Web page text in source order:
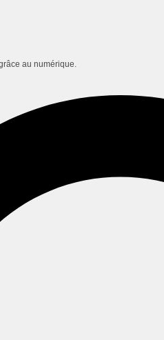
au numérique.